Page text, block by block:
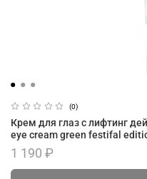
(0)
Крем для глаз с лифтинг
eye cream green festifal
1 190 ₽